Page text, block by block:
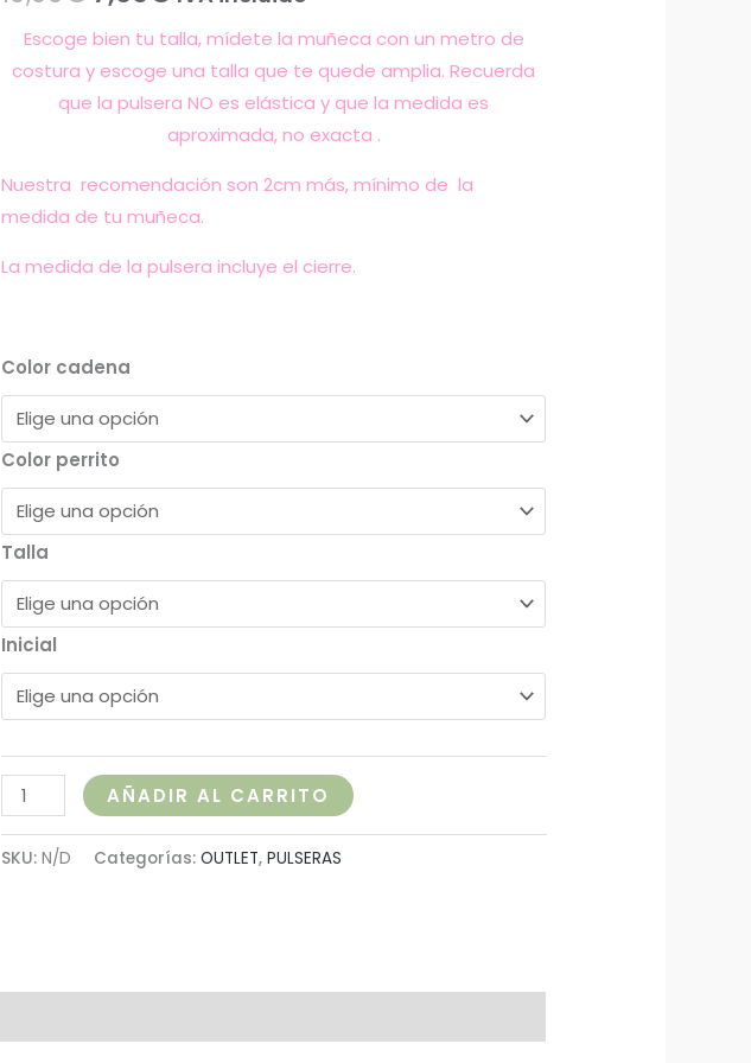
10,00€.7,00€.
Escoge bien tu talla, mídete la muñeca con un metro de
costura y escoge una talla que te quede amplia. Recuerda
que la pulsera NO es elástica y que la medida es
aproximada, no exacta .
Nuestra recomendación son 2cm más, mínimo de la
medida de tu muñeca.
La medida de la pulsera incluye el cierre.
Color cadena
Color perrito
Talla
Inicial
AÑADIR AL CARRITO
SKU: N/D Categorías: OUTLET, PULSERAS